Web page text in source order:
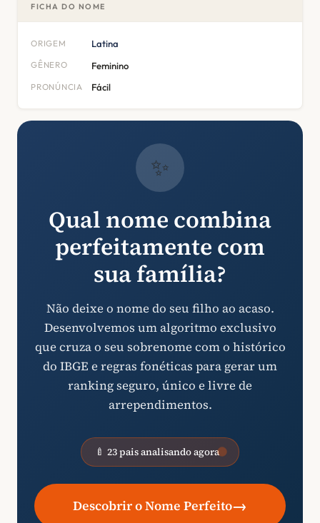
FICHA DO NOME
ORIGEM Latina
GÊNERO Feminino
PRONÚNCIA Fácil
✨
Qual nome combina
perfeitamente com
sua família?
Não deixe o nome do seu filho ao acaso.
Desenvolvemos um algoritmo exclusivo
que cruza o seu sobrenome com o histórico
do IBGE e regras fonéticas para gerar um
ranking seguro, único e livre de
arrependimentos.
🍼 23 pais analisando agora
Descobrir o Nome Perfeito→